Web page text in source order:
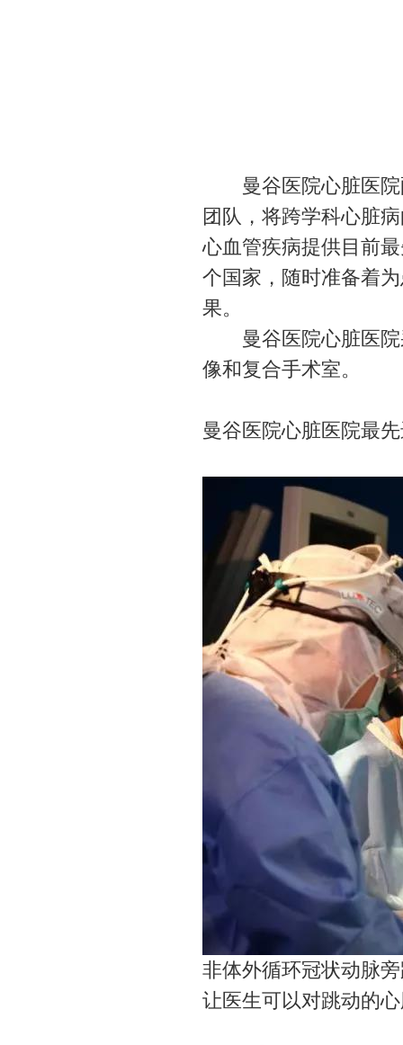
曼谷医院心脏医院
团队，将跨学科心脏
心血管疾病提供目前
个国家，随时准备着
果。
曼谷医院心脏医院
像和复合手术室。
曼谷医院心脏医院最
非体外循环冠状动脉
让医生可以对跳动的